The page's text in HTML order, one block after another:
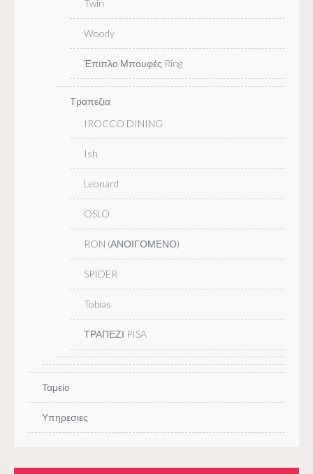
Twin
Woody
Έπιπλο Μπουφές Ring
Τραπεζια
IROCCO DINING
Ish
Leonard
OSLO
RON (ΑΝΟΙΓΟΜΕΝΟ)
SPIDER
Tobias
ΤΡΑΠΕΖΙ PISA
Ταμείο
Υπηρεσιες